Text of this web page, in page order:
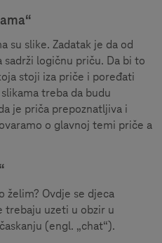
su slike. Zadatak je da od
logičnu priču. Da bi to
stoji iza priče i poređati
treba da budu
je priča prepoznatljiva i
o glavnoj temi priče a
želim? Ovdje se djeca
trebaju uzeti u obzir u
(engl. „chat“).